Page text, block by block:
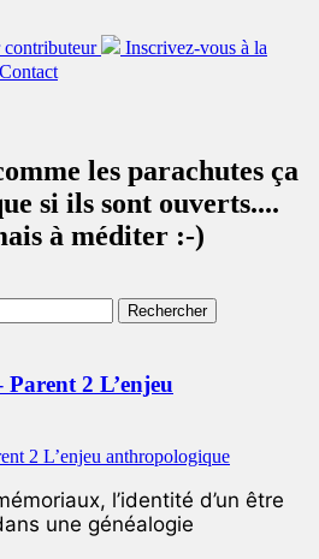
Inscrivez-vous à la
Contact
les parachutes ça
si ils sont ouverts....
à méditer :-)
2 L’enjeu
l’identité d’un être
une généalogie